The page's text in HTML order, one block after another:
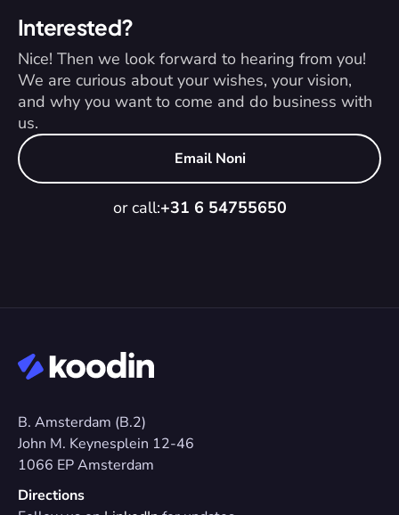
Interested?
Nice! Then we look forward to hearing from you!
We are curious about your wishes, your vision,
and why you want to come and do business with
us.
Email Noni
or call:+31 6 54755650
B. Amsterdam (B.2)
John M. Keynesplein 12-46
1066 EP Amsterdam
Directions